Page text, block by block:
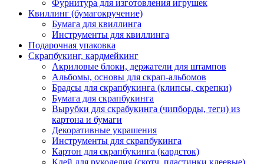
Фурнитура для изготовления игрушек
Квиллинг (бумагокручение)
Бумага для квиллинга
Инструменты для квиллинга
Подарочная упаковка
Скрапбукинг, кардмейкинг
Акриловые блоки, держатели для штампов
Альбомы, основы для скрап-альбомов
Брадсы для скрапбукинга (клипсы, скрепки)
Бумага для скрапбукинга
Вырубки для скрабукинга (чипборды, теги) из
картона и бумаги
Декоративные украшения
Инструменты для скрапбукинга
Картон для скрапбукинга (кардсток)
Клей для рукоделия (скотч, пластинки клеевые)